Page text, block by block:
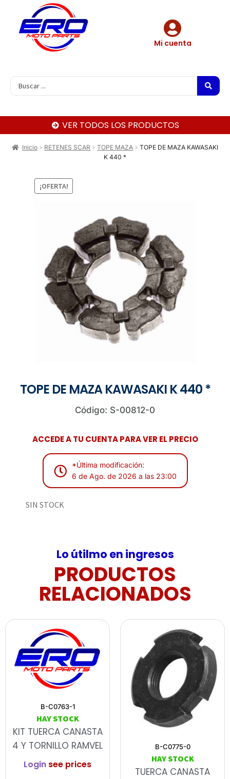
Mi cuenta
VER TODOS LOS PRODUCTOS
Inicio RETENES SCAR TOPE MAZA
TOPE DE MAZA KAWASAKI
K 440 *
¡OFERTA!
TOPE DE MAZA KAWASAKI K 440 *
Código: S-00812-0
ACCEDE A TU CUENTA PARA VER EL PRECIO
*Última modificación:
6 de Ago. de 2026 a las 23:00
SIN STOCK
Lo útilmo en ingresos
PRODUCTOS
RELACIONADOS
B-C0763-1
HAY STOCK
KIT TUERCA CANASTA
4 Y TORNILLO RAMVEL
Login see prices
B-C0775-0
HAY STOCK
TUERCA CANASTA